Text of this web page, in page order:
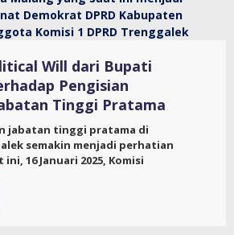
Will dari Bupati
Pengisian
Tinggi Pratama
jabatan tinggi pratama di
semakin menjadi perhatian
16 Januari 2025, Komisi